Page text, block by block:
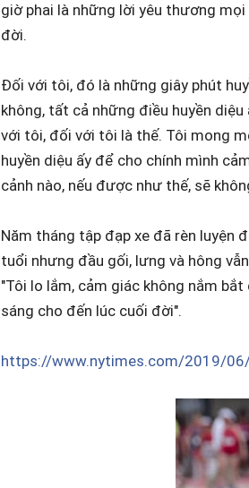
giờ phai là những lời yêu thương
đời.
Đối với tôi, đó là những giây phút
không, tất cả những điều huyền
với tôi, đối với tôi là thế. Tôi mong
huyền diệu ấy để cho chính mình
cảnh nào, nếu được như thế, sẽ
Năm tháng tập đạp xe đã rèn luyện
tuổi nhưng đầu gối, lưng và hông
"Tôi lo lắm, cảm giác không nắm
sáng cho đến lúc cuối đời".
https://www.nytimes.com/2019/